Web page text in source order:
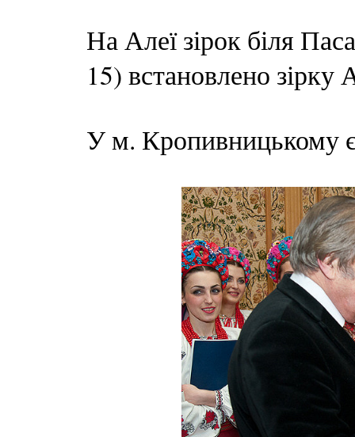
На Алеї зірок біля
15) встановлено зірку
У м. Кропивницькому є